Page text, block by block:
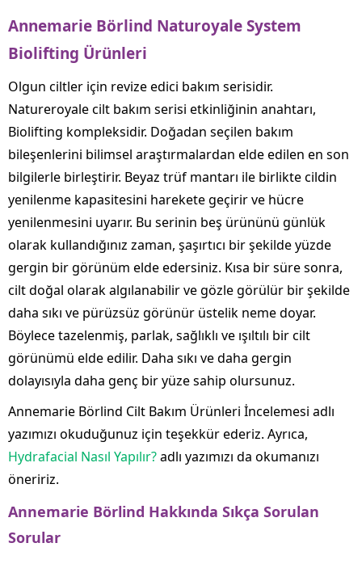
Annemarie Börlind Naturoyale System
Biolifting Ürünleri
Olgun ciltler için revize edici bakım serisidir.
Natureroyale cilt bakım serisi etkinliğinin anahtarı,
Biolifting kompleksidir. Doğadan seçilen bakım
bileşenlerini bilimsel araştırmalardan elde edilen en son
bilgilerle birleştirir. Beyaz trüf mantarı ile birlikte cildin
yenilenme kapasitesini harekete geçirir ve hücre
yenilenmesini uyarır. Bu serinin beş ürününü günlük
olarak kullandığınız zaman, şaşırtıcı bir şekilde yüzde
gergin bir görünüm elde edersiniz. Kısa bir süre sonra,
cilt doğal olarak algılanabilir ve gözle görülür bir şekilde
daha sıkı ve pürüzsüz görünür üstelik neme doyar.
Böylece tazelenmiş, parlak, sağlıklı ve ışıltılı bir cilt
görünümü elde edilir. Daha sıkı ve daha gergin
dolayısıyla daha genç bir yüze sahip olursunuz.
Annemarie Börlind Cilt Bakım Ürünleri İncelemesi adlı
yazımızı okuduğunuz için teşekkür ederiz. Ayrıca,
Hydrafacial Nasıl Yapılır?adlı yazımızı da okumanızı
öneririz.
Annemarie Börlind Hakkında Sıkça Sorulan
Sorular